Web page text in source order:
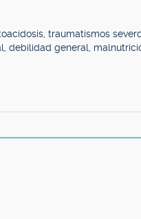
traumatismos
debilidad general,